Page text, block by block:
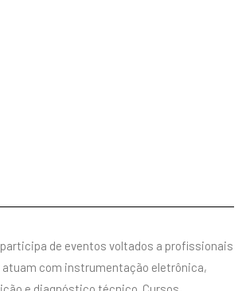
de eventos voltados a profissionais
atuam com instrumentação eletrônica,